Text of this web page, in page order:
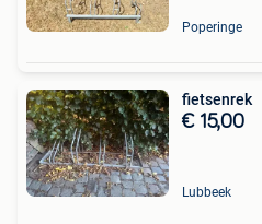
Poperinge
fietsenrek
€ 15,00
Lubbeek